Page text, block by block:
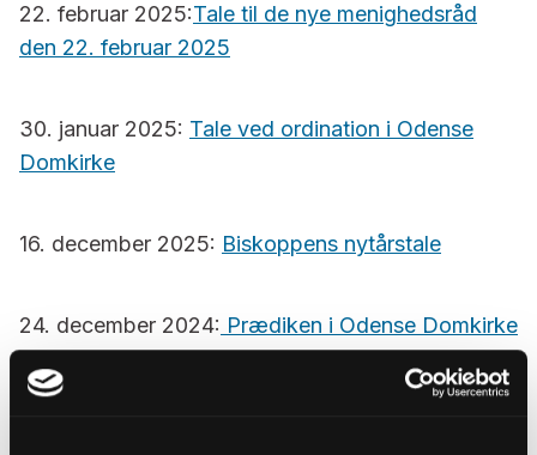
22. februar 2025:Tale til de nye menighedsråd
den 22. februar 2025
30. januar 2025: Tale ved ordination i Odense
Domkirke
16. december 2025: Biskoppens nytårstale
24. december 2024: Prædiken i Odense Domkirke
juleaften